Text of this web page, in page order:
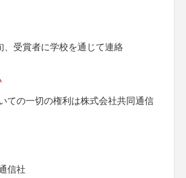
、受賞者に学校を通じて連絡
ての一切の権利は株式会社共同通信
信社